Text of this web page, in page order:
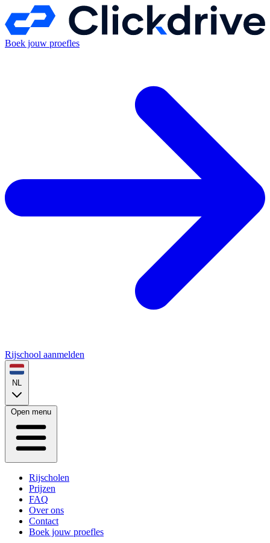
Boek jouw proefles
Rijschool aanmelden
NL
Open menu
Rijscholen
Prijzen
FAQ
Over ons
Contact
Boek jouw proefles